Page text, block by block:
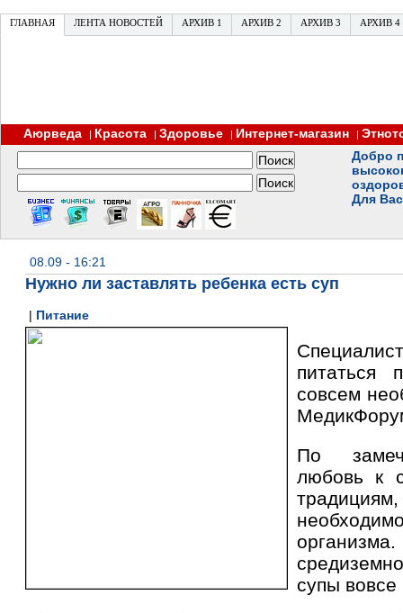
ГЛАВНАЯ ЛЕНТА НОВОСТЕЙ АРХИВ 1 АРХИВ 2 АРХИВ 3 АРХИВ 4
Аюрведа | Красота | Здоровье | Интернет-магазин |
Добро
Для
08.09 - 16:21
Нужно ли заставлять ребенка есть суп
| Питание
питаться
совсем
По
любовь к
супы вовсе